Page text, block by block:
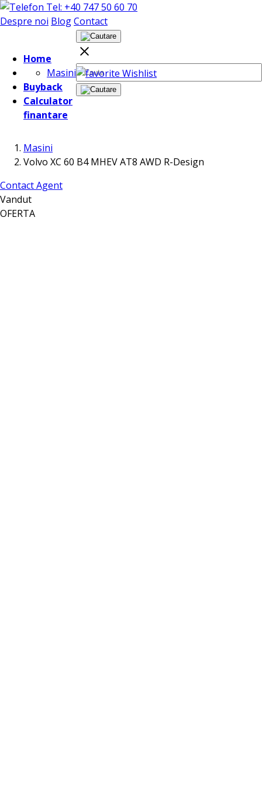
Tel: +40 747 50 60 70
Despre noi BlogContact
Home
Masini
Buyback
Calculator
finantare
Wishlist
Masini
Volvo XC 60 B4 MHEV AT8 AWD R-Design
Contact Agent
Vandut
OFERTA